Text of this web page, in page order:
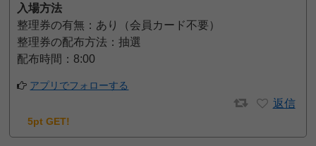
入場方法
整理券の有無：あり（会員カード不要）
整理券の配布方法：抽選
配布時間：8:00
アプリでフォローする
返信
5pt GET!